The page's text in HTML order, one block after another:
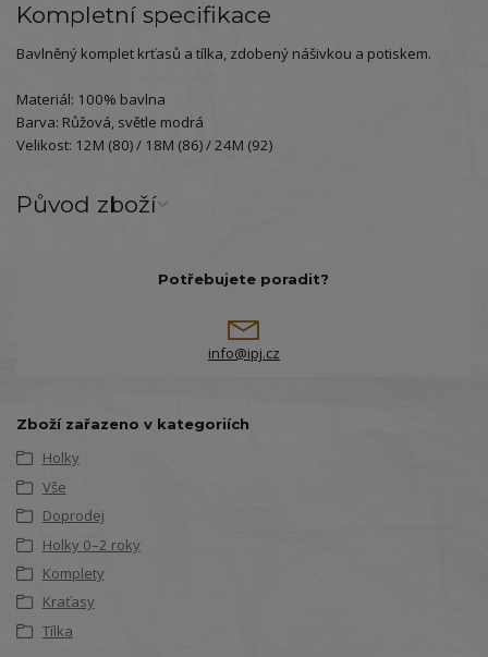
Kompletní specifikace
Bavlněný komplet krťasů a tílka, zdobený nášivkou a potiskem.
Materiál: 100% bavlna
Barva: Růžová, světle modrá
Velikost: 12M (80) / 18M (86) / 24M (92)
Původ zboží
Potřebujete poradit?
info@ipj.cz
Zboží zařazeno v kategoriích
Holky
Vše
Doprodej
Holky 0–2 roky
Komplety
Kraťasy
Tílka